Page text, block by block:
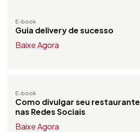
E-book
Guia delivery de sucesso
Baixe Agora
E-book
Como divulgar seu restaurante
nas Redes Sociais
Baixe Agora